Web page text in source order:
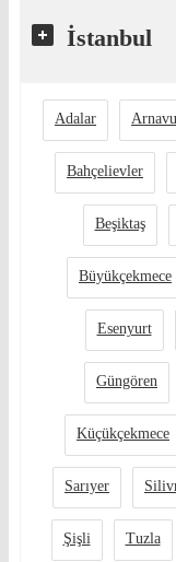
İstanbul
Adalar
Bahçelievler
Beşiktaş
Büyükçekmece
Esenyurt
Güngören
Küçükçekmece
Sarıyer
Şişli Tuzla